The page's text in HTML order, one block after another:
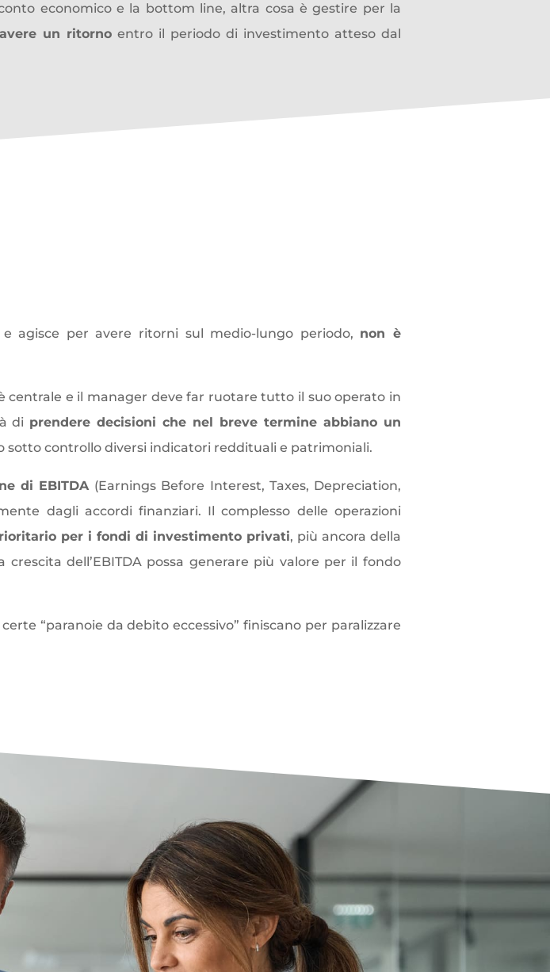
economico e la bottom line, altra cosa è gestire per la
un ritorno entro il periodo di investimento atteso dal
agisce per avere ritorni sul medio-lungo periodo, non è
centrale e il manager deve far ruotare tutto il suo operato in
di prendere decisioni che nel breve termine abbiano un
sotto controllo diversi indicatori reddituali e patrimoniali.
di EBITDA (Earnings Before Interest, Taxes, Depreciation,
dagli accordi finanziari. Il complesso delle operazioni
per i fondi di investimento privati, più ancora della
dell’EBITDA possa generare più valore per il fondo
“paranoie da debito eccessivo” finiscano per paralizzare